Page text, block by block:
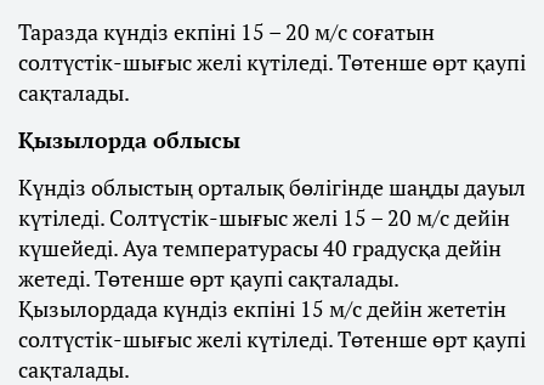
Таразда күндіз екпіні 15 – 20 м/с соғатын
солтүстік-шығыс желі күтіледі. Төтенше өрт қаупі
сақталады.
Қызылорда облысы
Күндіз облыстың орталық бөлігінде шаңды дауыл
күтіледі. Солтүстік-шығыс желі 15 – 20 м/с дейін
күшейеді. Ауа температурасы 40 градусқа дейін
жетеді. Төтенше өрт қаупі сақталады.
Қызылордада күндіз екпіні 15 м/с дейін жететін
солтүстік-шығыс желі күтіледі. Төтенше өрт қаупі
сақталады.